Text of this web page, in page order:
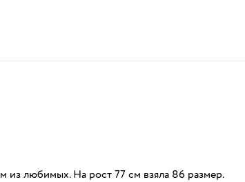
из любимых. На рост 77 см взяла 86 размер.